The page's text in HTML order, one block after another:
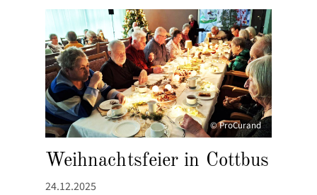
© ProCurand
Weihnachtsfeier in Cottbus
24.12.2025